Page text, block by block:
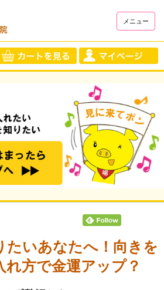
メニュー
たいあなたへ！向きを
方で金運アップ？